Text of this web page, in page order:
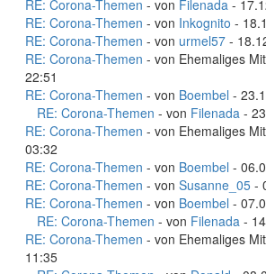
RE: Corona-Themen - von Filenada -
RE: Corona-Themen - von Inkognito -
RE: Corona-Themen - von urmel57 -
RE: Corona-Themen - von Ehemaliges
22:51
RE: Corona-Themen - von Boembel -
RE: Corona-Themen - von Filenada -
RE: Corona-Themen - von Ehemaliges
03:32
RE: Corona-Themen - von Boembel -
RE: Corona-Themen - von Susanne_05 -
RE: Corona-Themen - von Boembel -
RE: Corona-Themen - von Filenada -
RE: Corona-Themen - von Ehemaliges
11:35